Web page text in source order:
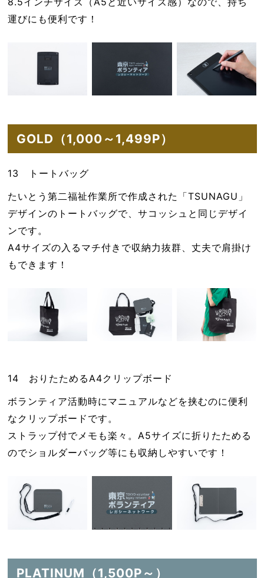
運びにも便利です！
GOLD（1,000～1,499P）
13 トートバッグ
たいとう第二福祉作業所で作成された「TSUNAGU」
デザインのトートバッグで、サコッシュと同じデザイ
ンです。
A4サイズの入るマチ付きで収納力抜群、丈夫で肩掛け
もできます！
14 おりたためるA4クリップボード
ボランティア活動時にマニュアルなどを挟むのに便利
なクリップボードです。
ストラップ付でメモも楽々。A5サイズに折りたためる
のでショルダーバッグ等にも収納しやすいです！
PLATINUM（1,500P～）